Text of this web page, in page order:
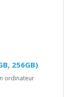
256GB)
ordinateur